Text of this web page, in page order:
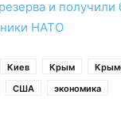
и получили
НАТО
Киев Крым
США экономика